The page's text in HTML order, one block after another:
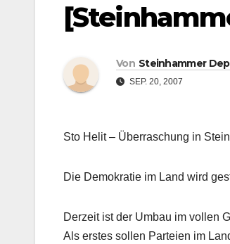
Von Steinhammer
SEP. 20, 2007
Sto Helit – Überraschung in
Die Demokratie im Land wird
Derzeit ist der Umbau im vollen
Als erstes sollen Parteien im